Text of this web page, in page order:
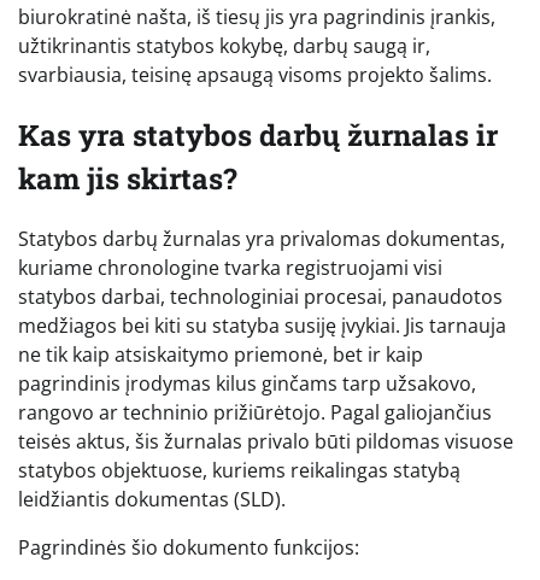
biurokratinė našta, iš tiesų jis yra pagrindinis įrankis,
užtikrinantis statybos kokybę, darbų saugą ir,
svarbiausia, teisinę apsaugą visoms projekto šalims.
Kas yra statybos darbų žurnalas ir
kam jis skirtas?
Statybos darbų žurnalas yra privalomas dokumentas,
kuriame chronologine tvarka registruojami visi
statybos darbai, technologiniai procesai, panaudotos
medžiagos bei kiti su statyba susiję įvykiai. Jis tarnauja
ne tik kaip atsiskaitymo priemonė, bet ir kaip
pagrindinis įrodymas kilus ginčams tarp užsakovo,
rangovo ar techninio prižiūrėtojo. Pagal galiojančius
teisės aktus, šis žurnalas privalo būti pildomas visuose
statybos objektuose, kuriems reikalingas statybą
leidžiantis dokumentas (SLD).
Pagrindinės šio dokumento funkcijos: